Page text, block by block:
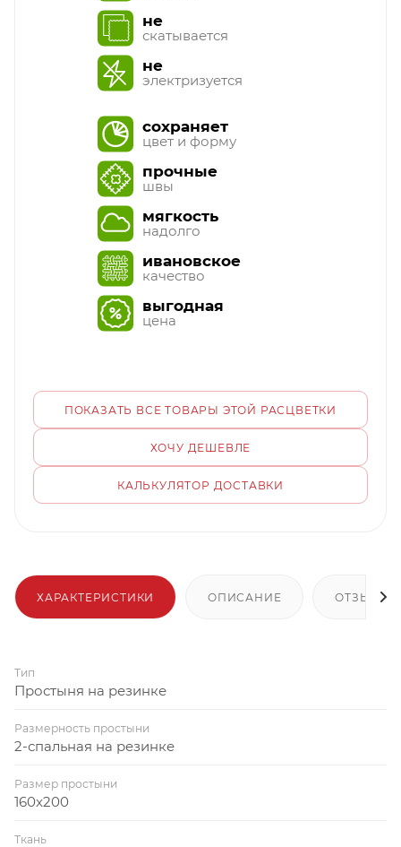
не
скатывается
не
электризуется
сохраняет
цвет и форму
прочные
швы
мягкость
надолго
ивановское
качество
выгодная
цена
ПОКАЗАТЬ ВСЕ ТОВАРЫ ЭТОЙ РАСЦВЕТКИ
ХОЧУ ДЕШЕВЛЕ
КАЛЬКУЛЯТОР ДОСТАВКИ
ХАРАКТЕРИСТИКИ ОПИСАНИЕ ОТЗЫВЫ
Тип
Простыня на резинке
Размерность простыни
2-спальная на резинке
Размер простыни
160x200
Ткань